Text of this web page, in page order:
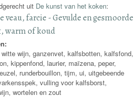
uit De kunst van het koken:
veau, farcie - Gevulde en gesmoorde
warm of koud
witte wijn, ganzenvet, kalfsbotten, kalfsfond,
kippenfond, laurier, maïzena, peper,
runderbouillon, tijm, ui, uitgebeende
vulling voor kalfsborst,
wortelen en zout